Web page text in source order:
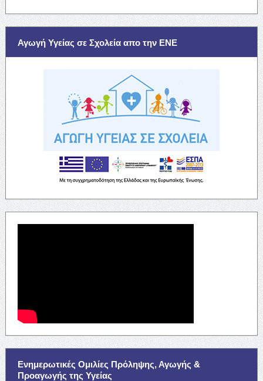
Αγωγή Υγείας σε Σχολεία απο την ΕΝΕ
Ενημερωτικές Ομιλίες Πρόληψης, Αγωγής &
Προαγωγής της Υγείας